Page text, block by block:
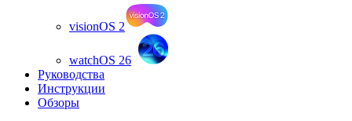
visionOS 2
watchOS 26
Руководства
Инструкции
Обзоры